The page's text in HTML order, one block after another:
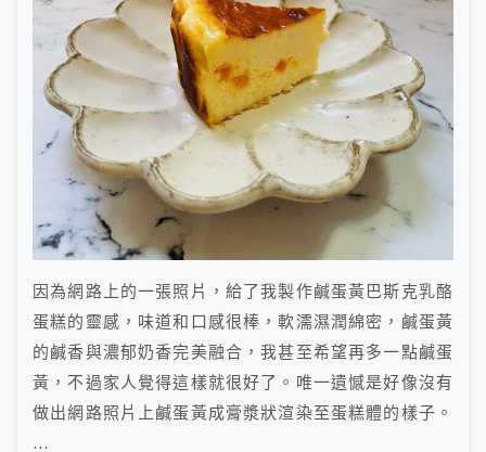
因為網路上的一張照片，給了我製作鹹蛋黃巴斯克乳酪
蛋糕的靈感，味道和口感很棒，軟濡濕潤綿密，鹹蛋黃
的鹹香與濃郁奶香完美融合，我甚至希望再多一點鹹蛋
黃，不過家人覺得這樣就很好了。唯一遺憾是好像沒有
做出網路照片上鹹蛋黃成膏漿狀渲染至蛋糕體的樣子。
…